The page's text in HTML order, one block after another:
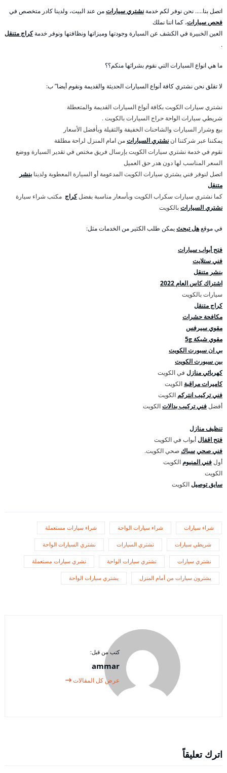
اتصل بنا….. نحن نوفر لكم خدمةنشتري سياراتمن عند البيت، ولدينا كادر متخصص في
فحص سيارات، كما اننا نملك
العين الخبيرة في الكشف عن السيارة وجودتها وميزاتها ونظافتها ونوفر خدمةكراج متنقل
.
ما هي انواع السيارات التي نقوم بشرائها منكم؟؟
لا تقلق نحن نشتري كافة أنواع السيارات الحديثة والقديمة ونقوم أيضا” ب:
نشتري سيارات الكويت بكافة أنواع السيارات القديمة والمتعطلة
شريطي سيارات الواحة حراج السيارات بالكويت .
بيع وشرار السيارات والشاحنات الخفيفة والثقيلة وبأفضل الأسعار
يمكننا عبر شركتنا ان نشتري السياراتمن امام المنزل لراحة مطلقة
نقوم في خدمة نشتري سيارات الكويت بإرسال فريق مختص في تقدير السيارة ووضع
السعر المناسب لها دون هدر حق العميل
اتصل لنوفر فني يشتري سيارات الكويت المدعومة أو السيارة المعطوبة ولدينا بنشر
متنقل
كما نشتري سيارات سكراب الكويت وبأسعار مناسبة بفضلكراج مكتب شراء سيارة
نشتري السياراتبالكويت
في موقعهل تبحثيمكن طلب الكثير من الخدمات مثل:
فتح أبواب سيارات
فني ستلايت
بنشر متنقل
اشتراك كاس العام 2022
سيارات بالكويت
كراج متنقل
مكافحة حشرات
مقوي سيرفس
مقوي شبكة 5g
بي ان سبورت الكويت
بين سبورت الكويت
كهربائي منازل في الكويت
كاميرات مراقبة الكويت
فني تركيب انتركم الكويت
أفضلفني تركيب بدالاتالكويت
تنظيف منازل
فتح اقفالأبواب في الكويت
فني صحيسباك صحي الكويت.
أولفني المنيومالكويت
الكويت
سايق توصيلالكويت
شراء سيارات شراء سيارات الواحة شراء سيارات مستعملة
شريطي سيارات نشتري السيارات نشتري السيارات الواحة
نشتري سيارات نشتري سيارات الواحة نشري سيارات مستعملة
يشترون سيارات من أمام المنزل يشتري سيارات الواحة
كتب من قبل:
ammar
عرض كل المقالات
اترك تعليقاً